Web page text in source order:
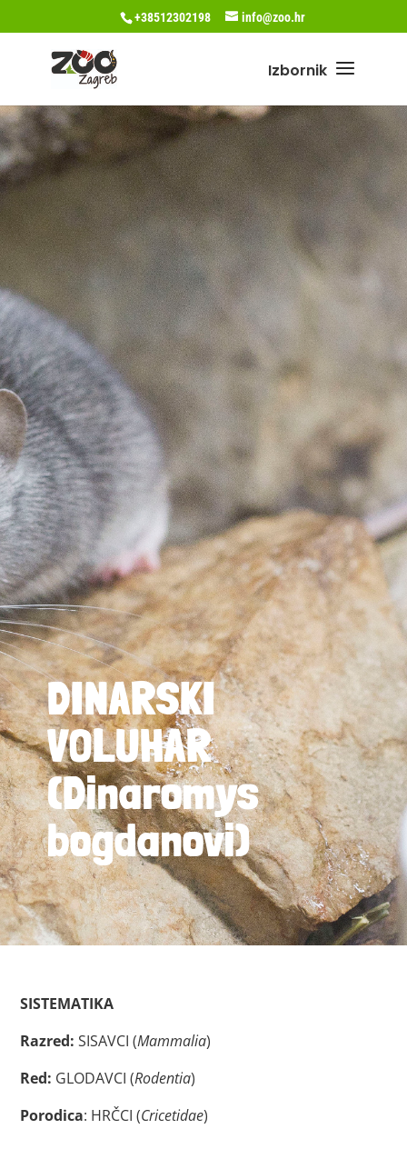
+38512302198 info@zoo.hr
DINARSKI
VOLUHAR
(Dinaromys
bogdanovi)
SISTEMATIKA
Razred: SISAVCI (Mammalia)
Red: GLODAVCI (Rodentia)
Porodica: HRČCI (Cricetidae)